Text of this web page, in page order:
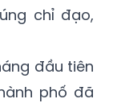
chỉ đạo,
đầu tiên
phố đã